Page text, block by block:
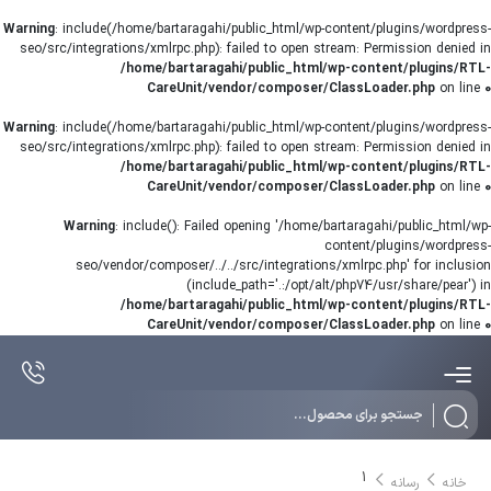
Warning: include(/home/bartaragahi/public_html/wp-content/plugins/wordpress-
seo/src/integrations/xmlrpc.php): failed to open stream: Permission denied in
/home/bartaragahi/public_html/wp-content/plugins/RTL-
CareUnit/vendor/composer/ClassLoader.php on line 0
Warning: include(/home/bartaragahi/public_html/wp-content/plugins/wordpress-
seo/src/integrations/xmlrpc.php): failed to open stream: Permission denied in
/home/bartaragahi/public_html/wp-content/plugins/RTL-
CareUnit/vendor/composer/ClassLoader.php on line 0
Warning: include(): Failed opening '/home/bartaragahi/public_html/wp-
content/plugins/wordpress-
seo/vendor/composer/../../src/integrations/xmlrpc.php' for inclusion
(include_path='.:/opt/alt/php74/usr/share/pear') in
/home/bartaragahi/public_html/wp-content/plugins/RTL-
CareUnit/vendor/composer/ClassLoader.php on line 0
خانه رسانه 1